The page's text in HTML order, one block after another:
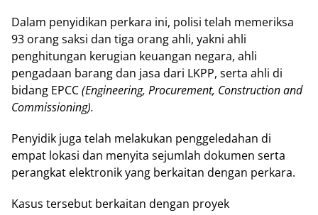
Dalam penyidikan perkara ini, polisi telah memeriksa
93 orang saksi dan tiga orang ahli, yakni ahli
penghitungan kerugian keuangan negara, ahli
pengadaan barang dan jasa dari LKPP, serta ahli di
bidang EPCC(Engineering, Procurement, Construction and
Commissioning).
Penyidik juga telah melakukan penggeledahan di
empat lokasi dan menyita sejumlah dokumen serta
perangkat elektronik yang berkaitan dengan perkara.
Kasus tersebut berkaitan dengan proyek